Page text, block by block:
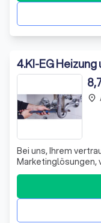
Lösungen sind ideal
4.KI-EG
Bei uns, Ihrem
Marketinglösungen,
präzisen und
aus erfahrenen
fortschrittlicher
Adobe Analytics
place